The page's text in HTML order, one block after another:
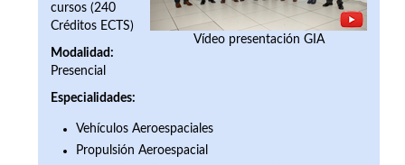
Vídeo presentación GIA
cursos (240
Créditos ECTS)
Modalidad:
Presencial
Especialidades:
Vehículos Aeroespaciales
Propulsión Aeroespacial